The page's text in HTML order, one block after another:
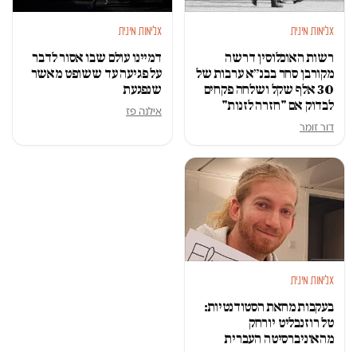
אלימות מינית
רשות האוכלוסין דרשה
מקורבן סחר בבנ״א ערבות של
30 אלף שקל ושלחה פקחים
לבדוק אם "חזרה לזנות"
דור זומר
אלימות מינית
דמיינו עולם שבו אסור לדבר
על פגיעה עד ששופט מאשר
שנפגעת
אילנה פז
אלימות מינית
בעקבות מחאת הסטודנטיות:
טל רוזנבליט יורחק
מהאוניברסיטה העברית